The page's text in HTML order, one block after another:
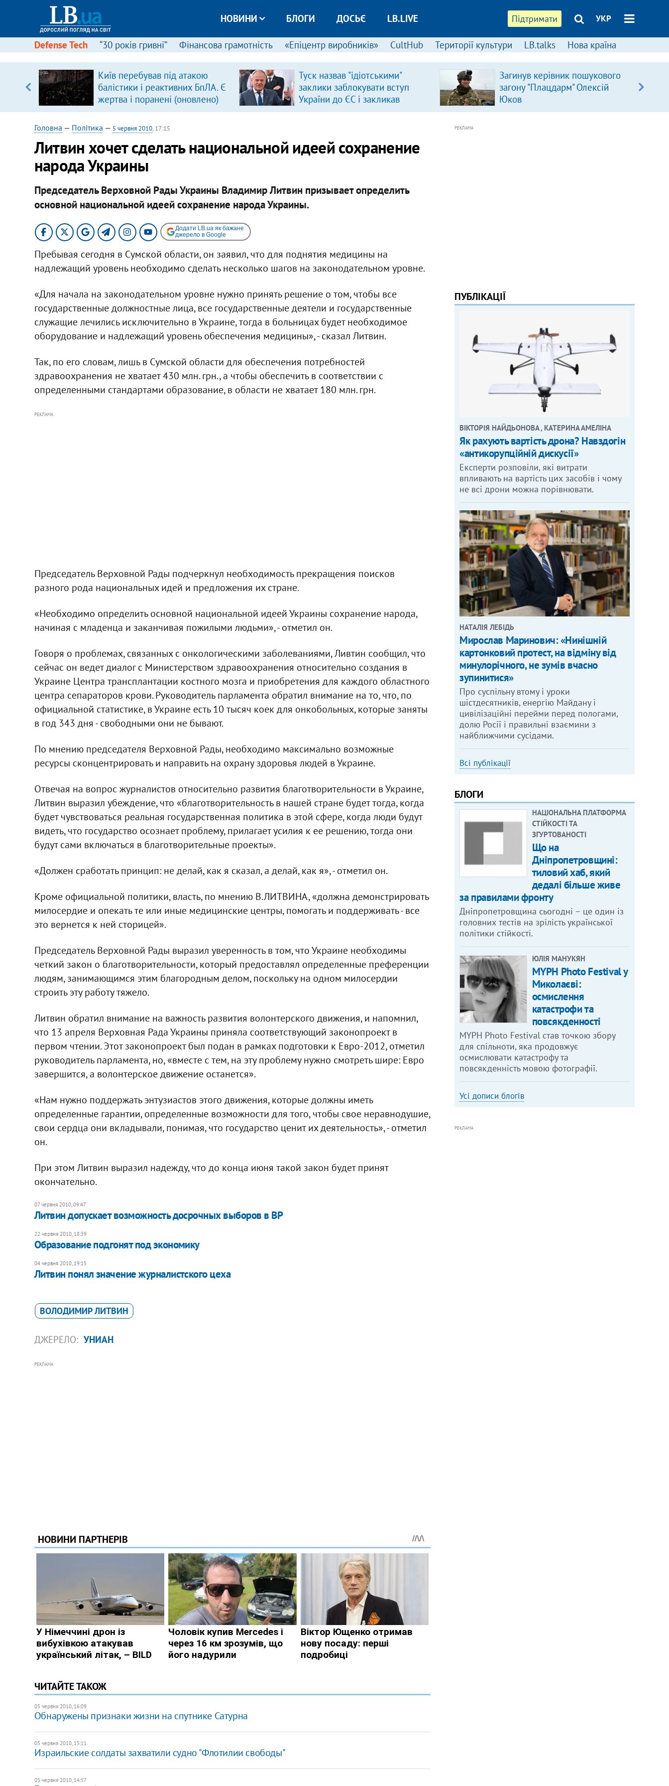
Підтримати УКР
НОВИНИ БЛОГИ ДОСЬЄ LB.LIVE
Defense Tech “30 років гривні” Фінансова грамотність «Епіцентр виробників» CultHub Території культури LB.talks Нова країна
Київ перебував під атакою
балістики і реактивних БпЛА. Є
жертва і поранені (оновлено)
Туск назвав "ідіотськими"
заклики заблокувати вступ
України до ЄС і закликав
припинити антиукраїнську
Загинув керівник пошукового
загону "Плацдарм" Олексій
Юков
Головна — Політика — 5 червня 2010, 17:15
Литвин хочет сделать национальной идеей сохранение
народа Украины
Председатель Верховной Рады Украины Владимир Литвин призывает определить
основной национальной идеей сохранение народа Украины.
Додати LB.ua як бажане
джерело в Google
Пребывая сегодня в Сумской области, он заявил, что для поднятия медицины на
надлежащий уровень необходимо сделать несколько шагов на законодательном уровне.
«Для начала на законодательном уровне нужно принять решение о том, чтобы все
государственные должностные лица, все государственные деятели и государственные
служащие лечились исключительно в Украине, тогда в больницах будет необходимое
оборудование и надлежащий уровень обеспечения медицины», - сказал Литвин.
Так, по его словам, лишь в Сумской области для обеспечения потребностей
здравоохранения не хватает 430 млн. грн., а чтобы обеспечить в соответствии с
определенными стандартами образование, в области не хватает 180 млн. грн.
РЕКЛАМА
Председатель Верховной Рады подчеркнул необходимость прекращения поисков
разного рода национальных идей и предложения их стране.
«Необходимо определить основной национальной идеей Украины сохранение народа,
начиная с младенца и заканчивая пожилыми людьми», - отметил он.
Говоря о проблемах, связанных с онкологическими заболеваниями, Ливтин сообщил, что
сейчас он ведет диалог с Министерством здравоохранения относительно создания в
Украине Центра трансплантации костного мозга и приобретения для каждого областного
центра сепараторов крови. Руководитель парламента обратил внимание на то, что, по
официальной статистике, в Украине есть 10 тысяч коек для онкобольных, которые заняты
в год 343 дня - свободными они не бывают.
По мнению председателя Верховной Рады, необходимо максимально возможные
ресурсы сконцентрировать и направить на охрану здоровья людей в Украине.
Отвечая на вопрос журналистов относительно развития благотворительности в Украине,
Литвин выразил убеждение, что «благотворительность в нашей стране будет тогда, когда
будет чувствоваться реальная государственная политика в этой сфере, когда люди будут
видеть, что государство осознает проблему, прилагает усилия к ее решению, тогда они
будут сами включаться в благотворительные проекты».
«Должен сработать принцип: не делай, как я сказал, а делай, как я», - отметил он.
Кроме официальной политики, власть, по мнению В.ЛИТВИНА, «должна демонстрировать
милосердие и опекать те или иные медицинские центры, помогать и поддерживать - все
это вернется к ней сторицей».
Председатель Верховной Рады выразил уверенность в том, что Украине необходимы
четкий закон о благотворительности, который предоставлял определенные преференции
людям, занимающимся этим благородным делом, поскольку на одном милосердии
строить эту работу тяжело.
Литвин обратил внимание на важность развития волонтерского движения, и напомнил,
что 13 апреля Верховная Рада Украины приняла соответствующий законопроект в
первом чтении. Этот законопроект был подан в рамках подготовки к Евро-2012, отметил
руководитель парламента, но, «вместе с тем, на эту проблему нужно смотреть шире: Евро
завершится, а волонтерское движение останется».
«Нам нужно поддержать энтузиастов этого движения, которые должны иметь
определенные гарантии, определенные возможности для того, чтобы свое неравнодушие,
свои сердца они вкладывали, понимая, что государство ценит их деятельность», - отметил
он.
При этом Литвин выразил надежду, что до конца июня такой закон будет принят
окончательно.
07 червня 2010, 09:47
Литвин допускает возможность досрочных выборов в ВР
22 червня 2010, 18:39
Образование подгонят под экономику
04 червня 2010, 19:15
Литвин понял значение журналистского цеха
ВОЛОДИМИР ЛИТВИН
ДЖЕРЕЛО: УНИАН
РЕКЛАМА
ЧИТАЙТЕ ТАКОЖ
05 червня 2010, 16:09
Обнаружены признаки жизни на спутнике Сатурна
05 червня 2010, 15:11
Израильские солдаты захватили судно "Флотилии свободы"
05 червня 2010, 14:57
РЕКЛАМА
ПУБЛІКАЦІЇ
ВІКТОРІЯ НАЙДЬОНОВА , КАТЕРИНА АМЕЛІНА
Як рахують вартість дрона? Навздогін
«антикорупційній дискусії»
Експерти розповіли, які витрати
впливають на вартість цих засобів і чому
не всі дрони можна порівнювати.
НАТАЛІЯ ЛЕБІДЬ
Мирослав Маринович: «Нинішній
картонковий протест, на відміну від
минулорічного, не зумів вчасно
зупинитися»
Про суспільну втому і уроки
шістдесятників, енергію Майдану і
цивілізаційні перейми перед пологами,
долю Росії і правильні взаємини з
найближчими сусідами.
Всі публікації
БЛОГИ
НАЦІОНАЛЬНА ПЛАТФОРМА
СТІЙКОСТІ ТА
ЗГУРТОВАНОСТІ
Що на
Дніпропетровщині:
тиловий хаб, який
дедалі більше живе
за правилами фронту
Дніпропетровщина сьогодні – це один із
головних тестів на зрілість української
політики стійкості.
ЮЛІЯ МАНУКЯН
MYPH Photo Festival у
Миколаєві:
осмислення
катастрофи та
повсякденності
MYPH Photo Festival став точкою збору
для спільноти, яка продовжує
осмислювати катастрофу та
повсякденність мовою фотографії.
Усі дописи блогів
РЕКЛАМА